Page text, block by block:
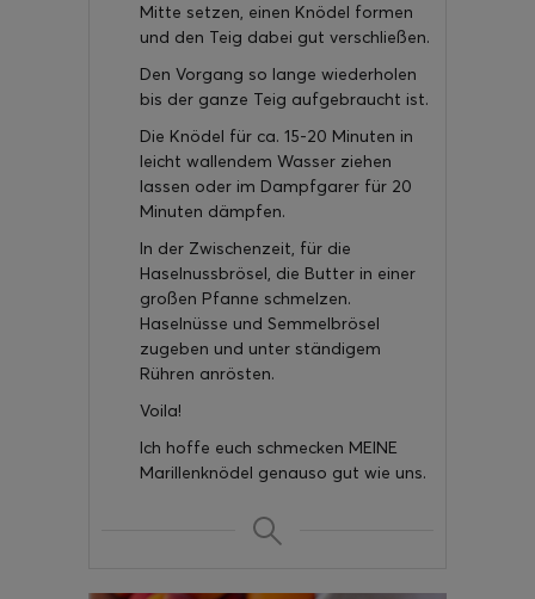
Mitte setzen, einen Knödel formen
und den Teig dabei gut verschließen.
Den Vorgang so lange wiederholen
bis der ganze Teig aufgebraucht ist.
Die Knödel für ca. 15-20 Minuten in
leicht wallendem Wasser ziehen
lassen oder im Dampfgarer für 20
Minuten dämpfen.
In der Zwischenzeit, für die
Haselnussbrösel, die Butter in einer
großen Pfanne schmelzen.
Haselnüsse und Semmelbrösel
zugeben und unter ständigem
Rühren anrösten.
Voila!
Ich hoffe euch schmecken MEINE
Marillenknödel genauso gut wie uns.